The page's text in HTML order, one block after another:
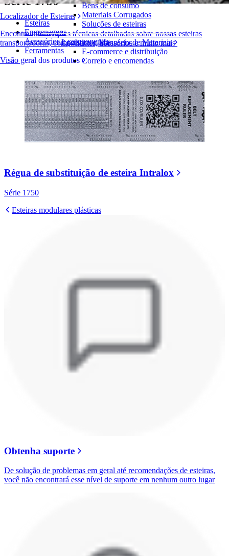
Localizador de Esteiras
Encontre informações técnicas detalhadas sobre nossas esteiras
transportadoras, componentes, acessórios e muito mais
Visão geral dos produtos
Bens de consumo
Materiais Corrugados
Soluções de esteiras
Logística e Manuseio de Materiais
E-commerce e distribuição
Correio e encomendas
Pneus
Automotivo
Baterias de VE
Industrial
Visão geral das indústrias
Esteiras
Engrenagens
Acessórios e componentes
Ferramentas
Régua de substituição de esteira Intralox
Série 1750
Esteiras modulares plásticas
Obtenha suporte
De solução de problemas em geral até recomendações de esteiras,
você não encontrará esse nível de suporte em nenhum outro lugar